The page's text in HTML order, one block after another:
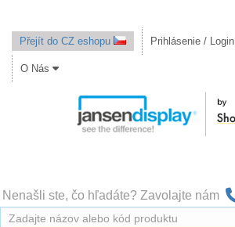
Přejít do CZ eshopu Prihlásenie / Login
O Nás
Nenašli ste, čo hľadáte? Zavolajte nám